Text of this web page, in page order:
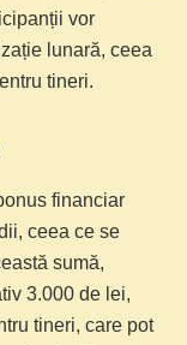
vor
lunară, ceea
tineri.
financiar
ceea ce se
sumă,
3.000 de lei,
tineri, care pot